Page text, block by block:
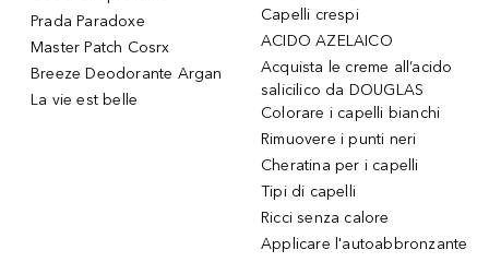
Prada Paradoxe
Master Patch Cosrx
Breeze Deodorante Argan
La vie est belle
Capelli crespi
ACIDO AZELAICO
Acquista le creme all’acido
salicilico da DOUGLAS
Colorare i capelli bianchi
Rimuovere i punti neri
Cheratina per i capelli
Tipi di capelli
Ricci senza calore
Applicare l'autoabbronzante